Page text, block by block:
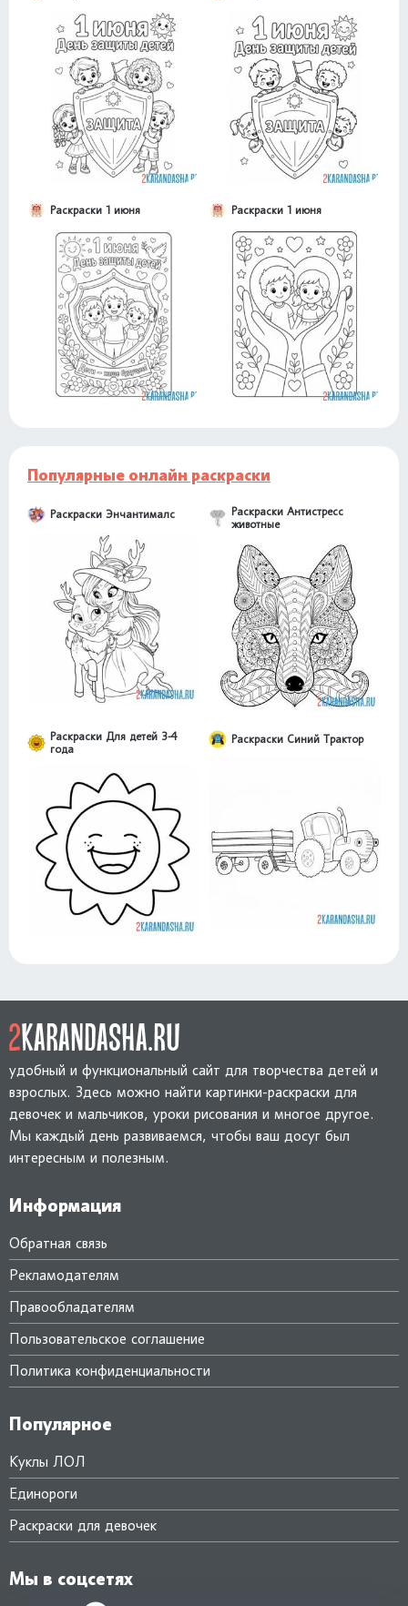
Раскраски 1 июня Раскраски 1 июня
Популярные онлайн раскраски
Раскраски Энчантималс
Раскраски Антистресс
животные
Раскраски Для детей 3-4
года
Раскраски Синий Трактор
удобный и функциональный сайт для творчества детей и
взрослых. Здесь можно найти картинки-раскраски для
девочек и мальчиков, уроки рисования и многое другое.
Мы каждый день развиваемся, чтобы ваш досуг был
интересным и полезным.
Информация
Обратная связь
Рекламодателям
Правообладателям
Пользовательское соглашение
Политика конфиденциальности
Популярное
Куклы ЛОЛ
Единороги
Раскраски для девочек
Мы в соцсетях